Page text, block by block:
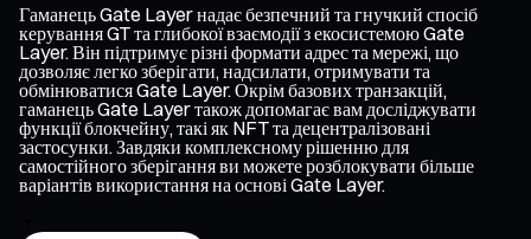
Гаманець Gate Layer надає безпечний та гнучкий спосіб
керування GT та глибокої взаємодії з екосистемою Gate
Layer. Він підтримує різні формати адрес та мережі, що
дозволяє легко зберігати, надсилати, отримувати та
обмінюватися Gate Layer. Окрім базових транзакцій,
гаманець Gate Layer також допомагає вам досліджувати
функції блокчейну, такі як NFT та децентралізовані
застосунки. Завдяки комплексному рішенню для
самостійного зберігання ви можете розблокувати більше
варіантів використання на основі Gate Layer.